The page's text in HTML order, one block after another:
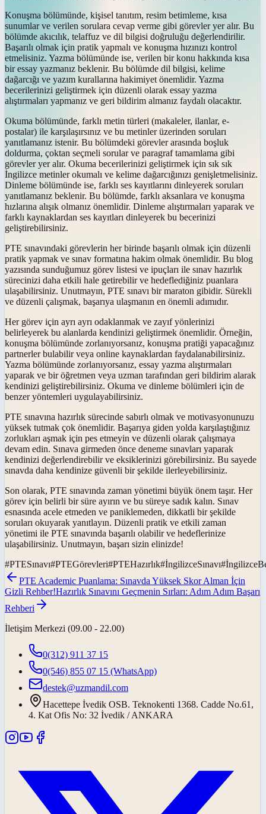
Konuşma bölümünde, kişisel tanıtım, resim betimleme, kısa
sunumlar ve verilen sorulara cevap verme gibi görevler yer alır. Bu
bölümde akıcılık, telaffuz ve dil bilgisi doğruluğu değerlendirilir.
Başarılı olmak için pratik yapmalı ve konuşma hızınızı kontrol
etmelisiniz. Yazma bölümünde ise, verilen bir konu hakkında kısa
bir essay yazmanız beklenir. Bu bölümde dil bilgisi, kelime
dağarcığı ve yazım kurallarına hakimiyet önemlidir. Yazma
becerilerinizi geliştirmek için düzenli olarak essay yazma
alıştırmaları yapmanız ve geri bildirim almanız faydalı olacaktır.
Okuma bölümünde, farklı metin türleri (makaleler, ilanlar, e-
postalar) ile karşılaşırsınız ve bu metinler üzerinden soruları
yanıtlamanız istenir. Bu bölümdeki görevler arasında boşluk
doldurma, çoktan seçmeli sorular ve paragraf tamamlama gibi
görevler yer alır. Okuma becerilerinizi geliştirmek için sık sık
İngilizce metinler okumalı ve kelime dağarcığınızı genişletmelisiniz.
Dinleme bölümünde ise, farklı ses kayıtlarını dinleyerek soruları
yanıtlamanız beklenir. Bu bölümde, farklı aksanlara ve konuşma
hızlarına alışık olmanız önemlidir. Dinleme alıştırmaları yaparak ve
farklı kaynaklardan ses kayıtları dinleyerek bu becerinizi
geliştirebilirsiniz.
PTE sınavındaki görevlerin her birinde başarılı olmak için düzenli
pratik yapmak ve sınav formatına hakim olmak önemlidir. Bu blog
yazısında sunduğumuz görev listesi ve ipuçları ile sınav hazırlık
sürecinizi daha etkili hale getirebilir ve hedeflediğiniz puanlara
ulaşabilirsiniz. Unutmayın, PTE sınavı bir maraton gibidir. Sürekli
ve düzenli çalışmak, başarıya ulaşmanın en önemli adımıdır.
Her görev için ayrı ayrı odaklanmak ve zayıf yönlerinizi
belirleyerek bu alanlarda kendinizi geliştirmek önemlidir. Örneğin,
konuşma bölümünde zorlanıyorsanız, konuşma pratiği yapacağınız
partnerler bulabilir veya online kaynaklardan faydalanabilirsiniz.
Yazma bölümünde zorlanıyorsanız, essay yazma alıştırmaları
yaparak ve bir öğretmen veya uzman tarafından geri bildirim alarak
kendinizi geliştirebilirsiniz. Okuma ve dinleme bölümleri için de
benzer yöntemleri uygulayabilirsiniz.
PTE sınavına hazırlık sürecinde sabırlı olmak ve motivasyonunuzu
yüksek tutmak çok önemlidir. Başarıya giden yolda karşılaştığınız
zorlukları aşmak için pes etmeyin ve düzenli olarak çalışmaya
devam edin. Sınava girmeden önce deneme sınavları yaparak
kendinizi değerlendirebilir ve eksiklerinizi görebilirsiniz. Bu sayede
sınavda daha kendinize güvenli bir şekilde ilerleyebilirsiniz.
Son olarak, PTE sınavında zaman yönetimi büyük önem taşır. Her
görev için belirli bir süre ayırın ve bu süreye sadık kalın. Sınav
esnasında acele etmeden ve paniklemeden, dikkatli bir şekilde
soruları okuyarak yanıtlayın. Düzenli pratik ve etkili zaman
yönetimi ile PTE sınavında başarılı olabilir ve hedeflerinize
ulaşabilirsiniz. Unutmayın, başarı sizin elinizde!
#PTESınavı#PTEGörevleri#PTEHazırlık#İngilizceSınavı#
PTE Academic Puanlama: Sınavda Yüksek Skor Alman İçin
Gizli Rehber!Hazırlık Sınavını Geçmenin Sırları: Adım Adım Başarı
Rehberi
İletişim Merkezi (09.00 - 22.00)
0(312) 911 37 15
0(546) 855 07 15 (WhatsApp)
destek@uzmandil.com
Hacettepe İvedik OSB. Teknokenti 1368. Cadde No.61,
4. Kat Ofis No: 32 İvedik / ANKARA